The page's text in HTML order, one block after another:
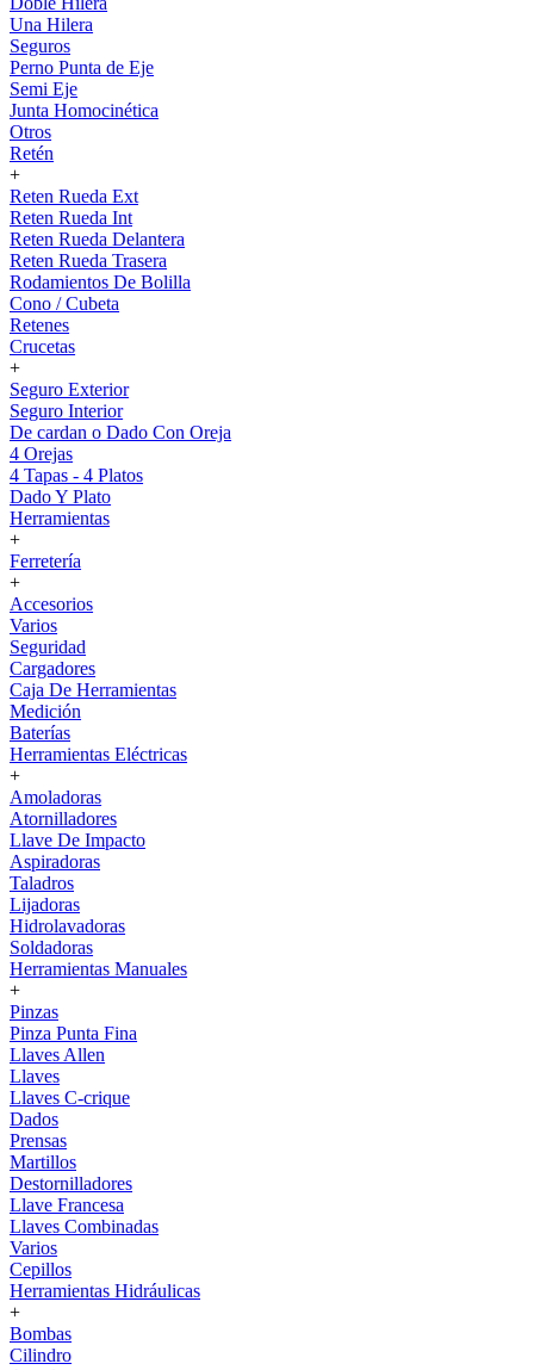
Una Hilera
Seguros
Perno Punta de Eje
Semi Eje
Junta Homocinética
Otros
Retén
+
Reten Rueda Ext
Reten Rueda Int
Reten Rueda Delantera
Reten Rueda Trasera
Rodamientos De Bolilla
Cono / Cubeta
Retenes
Crucetas
+
Seguro Exterior
Seguro Interior
De cardan o Dado Con Oreja
4 Orejas
4 Tapas - 4 Platos
Dado Y Plato
Herramientas
+
Ferretería
+
Accesorios
Varios
Seguridad
Cargadores
Caja De Herramientas
Medición
Baterías
Herramientas Eléctricas
+
Amoladoras
Atornilladores
Llave De Impacto
Aspiradoras
Taladros
Lijadoras
Hidrolavadoras
Soldadoras
Herramientas Manuales
+
Pinzas
Pinza Punta Fina
Llaves Allen
Llaves
Llaves C-crique
Dados
Prensas
Martillos
Destornilladores
Llave Francesa
Llaves Combinadas
Varios
Cepillos
Herramientas Hidráulicas
+
Bombas
Cilindro